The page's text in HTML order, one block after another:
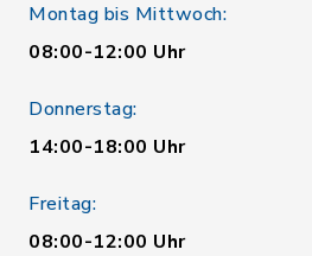
Montag bis Mittwoch:
08:00-12:00 Uhr
Donnerstag:
14:00-18:00 Uhr
Freitag:
08:00-12:00 Uhr